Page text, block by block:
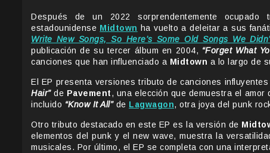
Después de un 2022 sorprendentemente
estadounidense Midtown ha vuelto a deleitar a sus
Write New Songs, So Here’s Some Old Songs We
publicación de su tercer álbum en 2004, “Forget What
canciones que han influenciado a Midtown a lo largo de
El EP presenta versiones tributo de canciones
Hair”de Pavement, una elección que demuestra el
incluido “Know It All”de Lagwagon, otra joya del punk
Otro tributo destacado en este EP es la versión de
elementos del punk y el new wave, muestra la
musicales. Por último, el EP se completa con una